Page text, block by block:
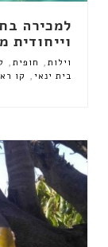
למכירה
וייחודית
וילות , חופית ,
בית ינאי , קו